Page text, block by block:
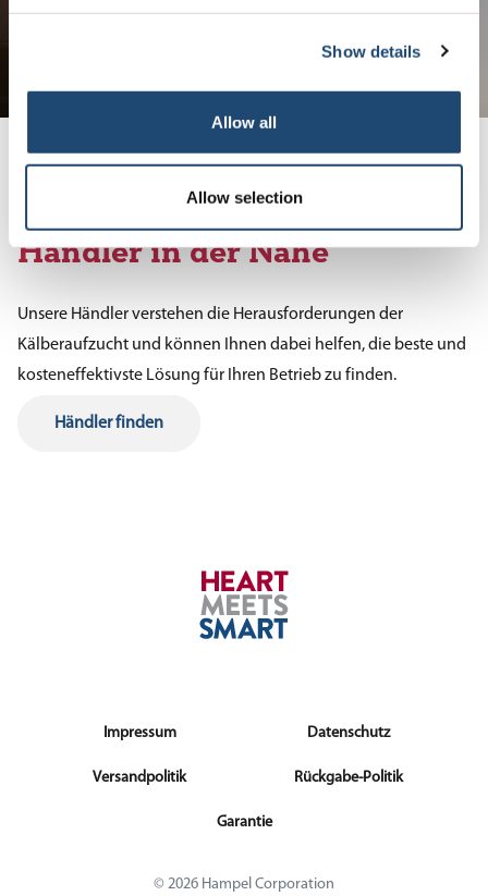
Show details
Allow all
Allow selection
Finden Sie einen Calf-Tel
Händler in der Nähe
Unsere Händler verstehen die Herausforderungen der
Kälberaufzucht und können Ihnen dabei helfen, die beste und
kosteneffektivste Lösung für Ihren Betrieb zu finden.
Händler finden
Impressum Datenschutz
Versandpolitik Rückgabe-Politik
Garantie
© 2026 Hampel Corporation